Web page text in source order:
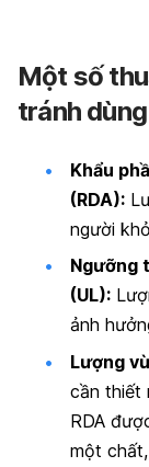
Một số
tránh
Khẩu
(RDA):
người
Ngưỡng
(UL):
ảnh
Lượng
cần thiết
RDA
một